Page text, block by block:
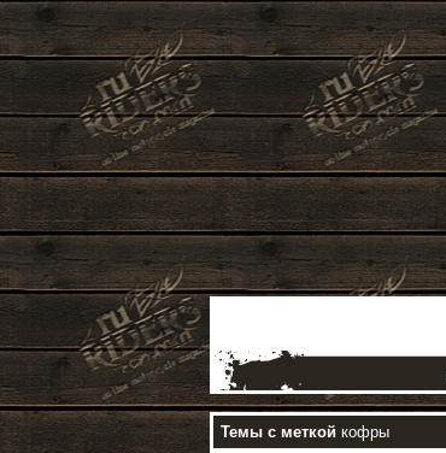
Темы с меткой кофры